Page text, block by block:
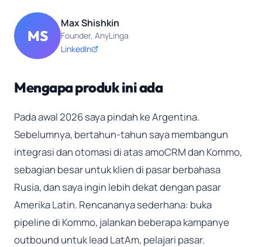
MS
Max Shishkin
Founder, AnyLinga
LinkedIn
Mengapa produk ini ada
Pada awal 2026 saya pindah ke Argentina.
Sebelumnya, bertahun-tahun saya membangun
integrasi dan otomasi di atas amoCRM dan Kommo,
sebagian besar untuk klien di pasar berbahasa
Rusia, dan saya ingin lebih dekat dengan pasar
Amerika Latin. Rencananya sederhana: buka
pipeline di Kommo, jalankan beberapa kampanye
outbound untuk lead LatAm, pelajari pasar.